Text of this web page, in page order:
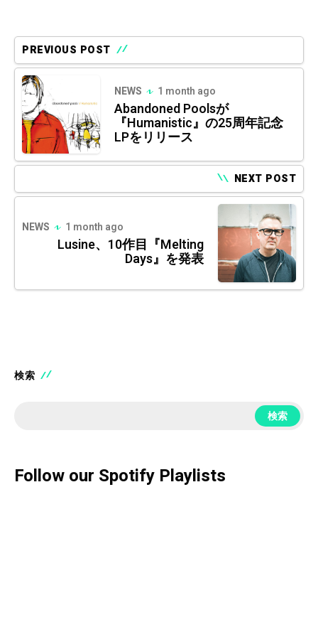
PREVIOUS POST
NEWS 1 month ago
Abandoned Poolsが
『Humanistic』の25周年記念
LPをリリース
NEXT POST
NEWS 1 month ago
Lusine、10作目『Melting
Days』を発表
検索
検索
Follow our Spotify Playlists